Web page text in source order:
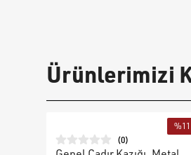
Ürünlerimizi
%11
(0)